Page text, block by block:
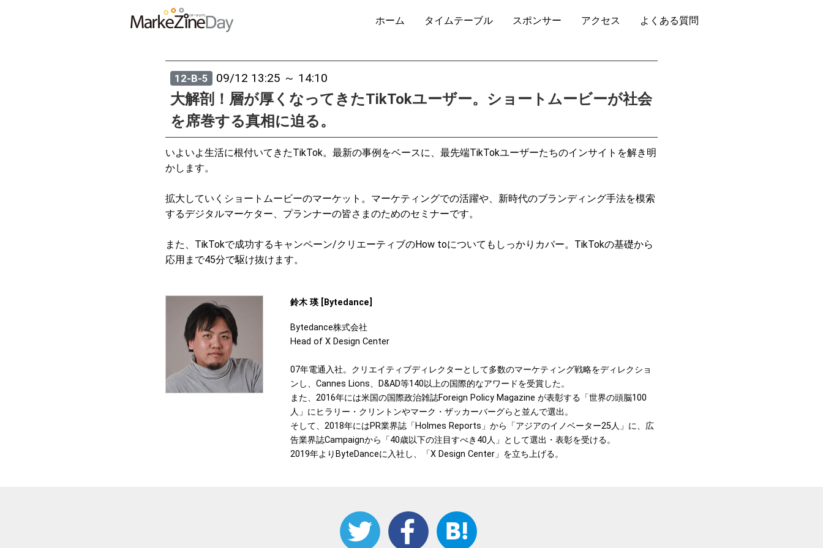
ホーム タイムテーブル スポンサー アクセス よくある質問
12-B-5 09/12 13:25 ～ 14:10
大解剖！層が厚くなってきたTikTokユーザー。ショートムービーが社会
を席巻する真相に迫る。
いよいよ生活に根付いてきたTikTok。最新の事例をベースに、最先端TikTokユーザーたちのインサイトを解き明
かします。
拡大していくショートムービーのマーケット。マーケティングでの活躍や、新時代のブランディング手法を模索
するデジタルマーケター、プランナーの皆さまのためのセミナーです。
また、TikTokで成功するキャンペーン/クリエーティブのHow toについてもしっかりカバー。TikTokの基礎から
応用まで45分で駆け抜けます。
鈴木 瑛 [Bytedance]
Bytedance株式会社
Head of X Design Center
07年電通入社。クリエイティブディレクターとして多数のマーケティング戦略をディレクショ
ンし、Cannes Lions、D&AD等140以上の国際的なアワードを受賞した。
また、2016年には米国の国際政治雑誌Foreign Policy Magazine が表彰する「世界の頭脳100
人」にヒラリー・クリントンやマーク・ザッカーバーグらと並んで選出。
そして、2018年にはPR業界誌「Holmes Reports」から「アジアのイノベーター25人」に、広
告業界誌Campaignから「40歳以下の注目すべき40人」として選出・表彰を受ける。
2019年よりByteDanceに入社し、「X Design Center」を立ち上げる。